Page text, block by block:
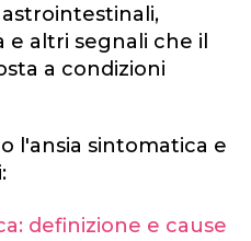
e altri segnali che il
a condizioni
l'ansia sintomatica e
definizione e cause